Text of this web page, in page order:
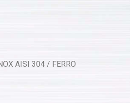
AISI 304 / FERRO